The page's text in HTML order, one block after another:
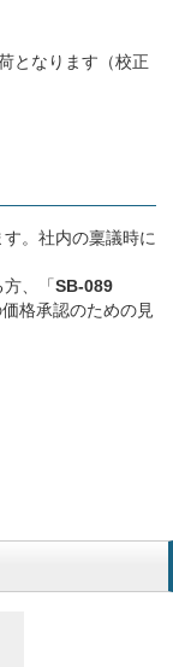
となります（校正
。社内の稟議時に
、「SB-089
価格承認のための見